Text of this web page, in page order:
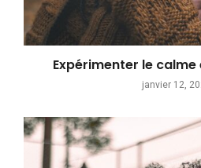
Expérimenter le
janvier 12,